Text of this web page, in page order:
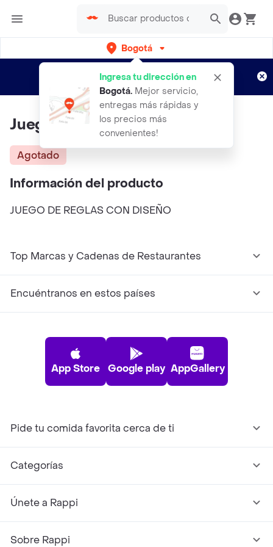
Bogotá
Ingresa tu dirección en
Bogotá. Mejor servicio,
entregas más rápidas y
los precios más
convenientes!
envíos gratis por semanas
Aplican TyC
Juego De Reglas Con Diseño
Agotado
Información del producto
JUEGO DE REGLAS CON DISEÑO
Top Marcas y Cadenas de Restaurantes
Encuéntranos en estos países
App Store Google play AppGallery
Pide tu comida favorita cerca de ti
Categorías
Únete a Rappi
Sobre Rappi